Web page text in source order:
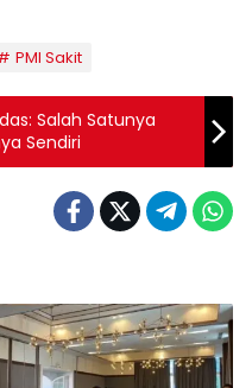
PMI Sakit
Salah Satunya
Sendiri